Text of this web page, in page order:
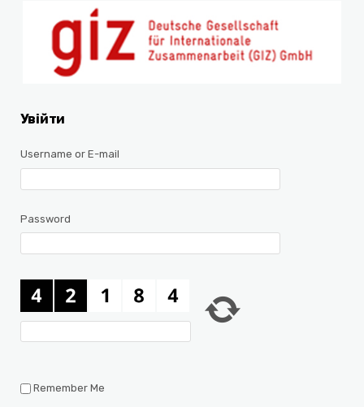
Увійти
Username or E-mail
Password
Remember Me